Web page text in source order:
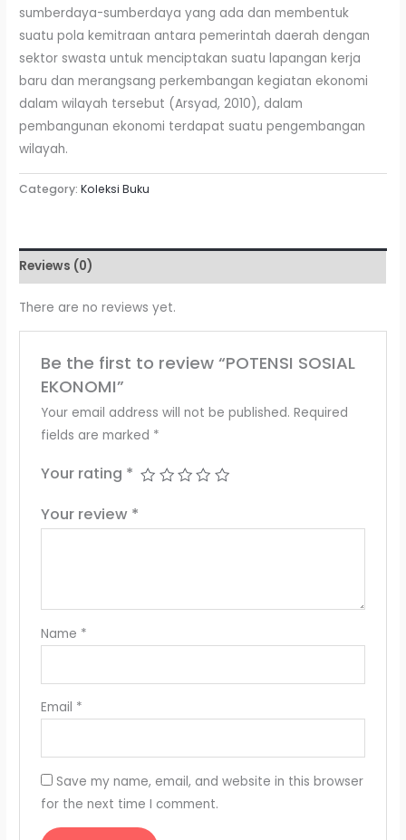
sumberdaya-sumberdaya yang ada dan membentuk
suatu pola kemitraan antara pemerintah daerah dengan
sektor swasta untuk menciptakan suatu lapangan kerja
baru dan merangsang perkembangan kegiatan ekonomi
dalam wilayah tersebut (Arsyad, 2010), dalam
pembangunan ekonomi terdapat suatu pengembangan
wilayah.
Category:Koleksi Buku
Reviews (0)
There are no reviews yet.
Be the first to review “POTENSI SOSIAL
EKONOMI”
Your email address will not be published. Required
fields are marked *
Your rating *
Your review *
Name *
Email *
Save my name, email, and website in this browser
for the next time I comment.